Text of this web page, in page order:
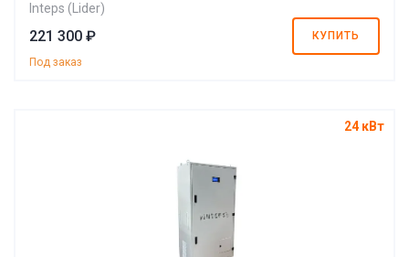
Inteps (Lider)
221 300 ₽ КУПИТЬ
Под заказ
24 кВт